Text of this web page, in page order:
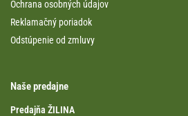
Ochrana osobných údajov
Reklamačný poriadok
Odstúpenie od zmluvy
Naše predajne
Predajňa ŽILINA